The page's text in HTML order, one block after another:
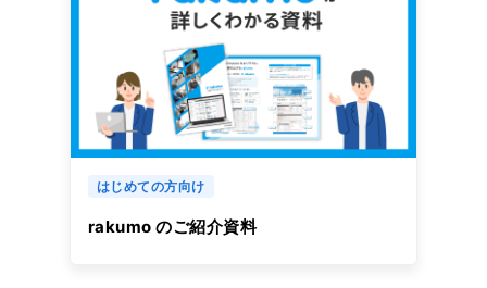
はじめての方向け
rakumo のご紹介資料